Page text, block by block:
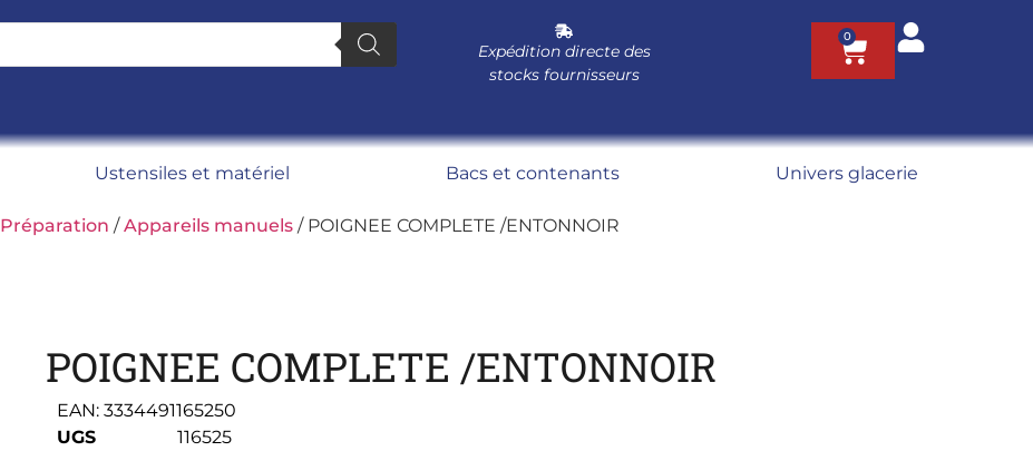
Expédition directe des
stocks fournisseurs
0
Ustensiles et matériel Bacs et contenants Univers glacerie
Préparation /Appareils manuels / POIGNEE COMPLETE /ENTONNOIR
POIGNEE COMPLETE /ENTONNOIR
EAN: 3334491165250
UGS
116525